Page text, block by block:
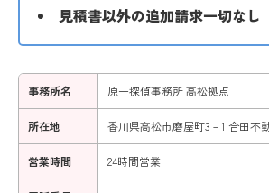
見積書以外の追加請求一切なし
事務所名 原一探偵事務所 高松拠点
所在地 香川県高松市磨屋町3－1 合田不
営業時間 24時間営業